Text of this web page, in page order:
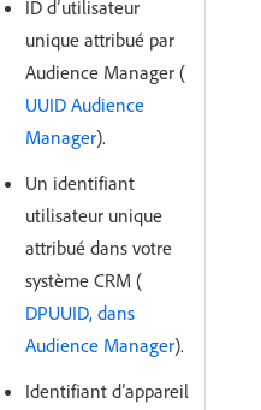
ID d’utilisateur
unique attribué par
Audience Manager (
UUID Audience
Manager).
Un identifiant
utilisateur unique
attribué dans votre
système CRM (
DPUUID, dans
Audience Manager).
Identifiant d’appareil